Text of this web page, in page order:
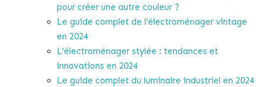
pour créer une autre couleur ?
Le guide complet de l’électroménager vintage
en 2024
L’électroménager stylée : tendances et
innovations en 2024
Le guide complet du luminaire industriel en 2024